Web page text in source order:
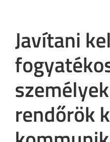
Javítani
rendőrök